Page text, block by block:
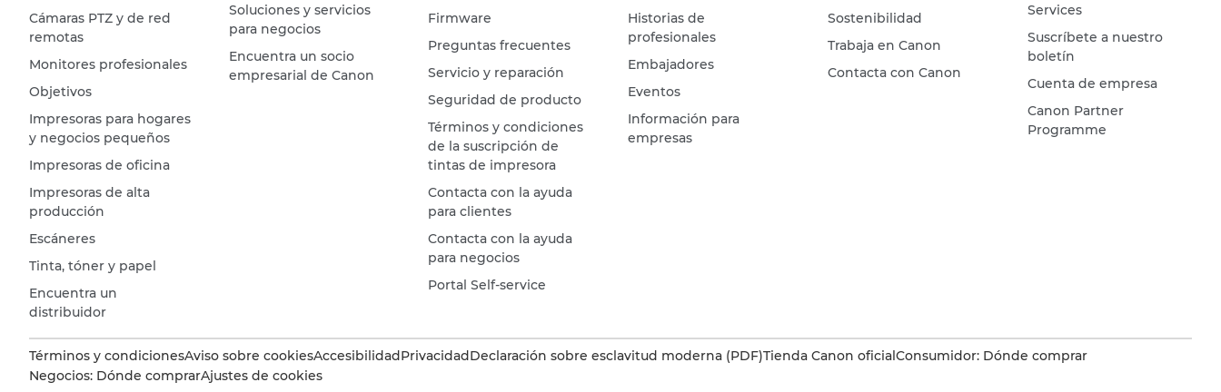
Cámaras PTZ y de red
remotas
Monitores profesionales
Objetivos
Impresoras para hogares
y negocios pequeños
Impresoras de oficina
Impresoras de alta
producción
Escáneres
Tinta, tóner y papel
Encuentra un
distribuidor
Soluciones y servicios
para negocios
Encuentra un socio
empresarial de Canon
Firmware
Preguntas frecuentes
Servicio y reparación
Seguridad de producto
Términos y condiciones
de la suscripción de
tintas de impresora
Contacta con la ayuda
para clientes
Contacta con la ayuda
para negocios
Portal Self-service
Historias de
profesionales
Embajadores
Eventos
Información para
empresas
Sostenibilidad
Trabaja en Canon
Contacta con Canon
Services
Suscríbete a nuestro
boletín
Cuenta de empresa
Canon Partner
Programme
Términos y condicionesAviso sobre cookiesAccesibilidadPrivacidadDeclaración sobre esclavitud moderna (PDF)Tienda Canon oficialConsumidor: Dónde comprar
Negocios: Dónde comprarAjustes de cookies